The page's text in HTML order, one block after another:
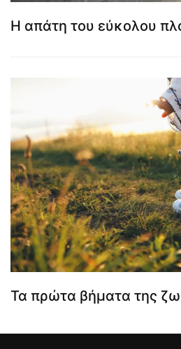
Η απάτη του εύκολου
Τα πρώτα βήματα της